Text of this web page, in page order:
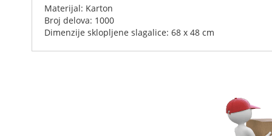
images
gallery
Materijal: Karton
Broj delova: 1000
Dimenzije sklopljene slagalice: 68 x 48 cm